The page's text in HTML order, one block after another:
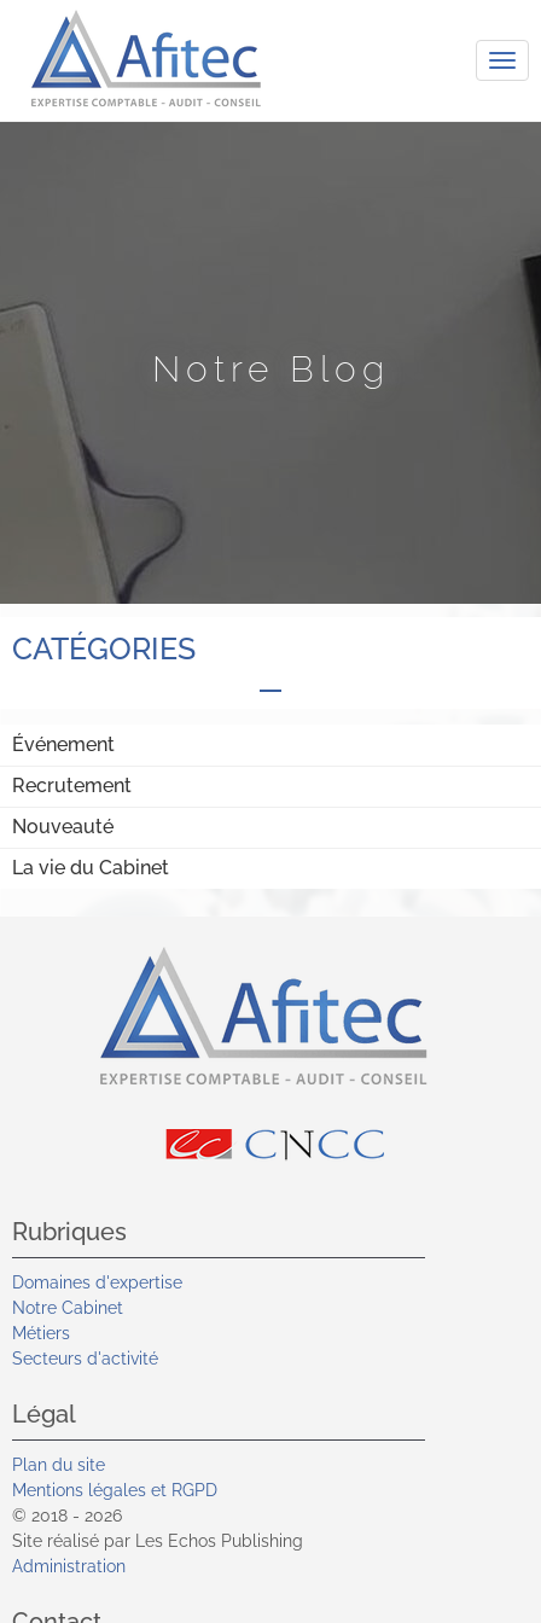
Notre Blog
CATÉGORIES
Événement
Recrutement
Nouveauté
La vie du Cabinet
Rubriques
Domaines d'expertise
Notre Cabinet
Métiers
Secteurs d'activité
Légal
Plan du site
Mentions légales et RGPD
© 2018 - 2026
Site réalisé par Les Echos Publishing
Administration